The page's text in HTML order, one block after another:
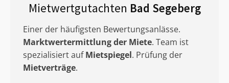
Mietwertgutachten Bad Segeberg
Einer der häufigsten Bewertungsanlässe.
Marktwertermittlungder Miete. Team ist
spezialisiert aufMietspiegel. Prüfung der
Mietverträge.